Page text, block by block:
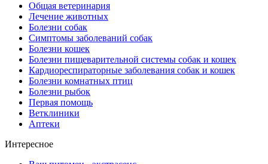
Общая ветеринария
Лечение животных
Болезни собак
Симптомы заболеваний собак
Болезни кошек
Болезни пищеварительной системы собак и кошек
Кардиореспираторные заболевания собак и кошек
Болезни комнатных птиц
Болезни рыбок
Первая помощь
Ветклиники
Аптеки
Интересное